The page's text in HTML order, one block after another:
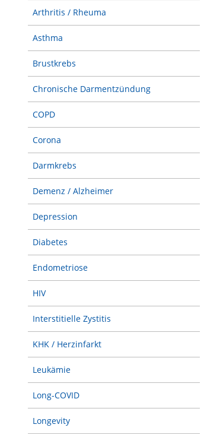
Arthritis / Rheuma
Asthma
Brustkrebs
Chronische Darmentzündung
COPD
Corona
Darmkrebs
Demenz / Alzheimer
Depression
Diabetes
Endometriose
HIV
Interstitielle Zystitis
KHK / Herzinfarkt
Leukämie
Long-COVID
Longevity